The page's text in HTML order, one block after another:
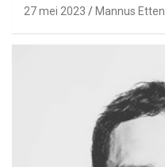
27 mei 2023 Mannus Etten